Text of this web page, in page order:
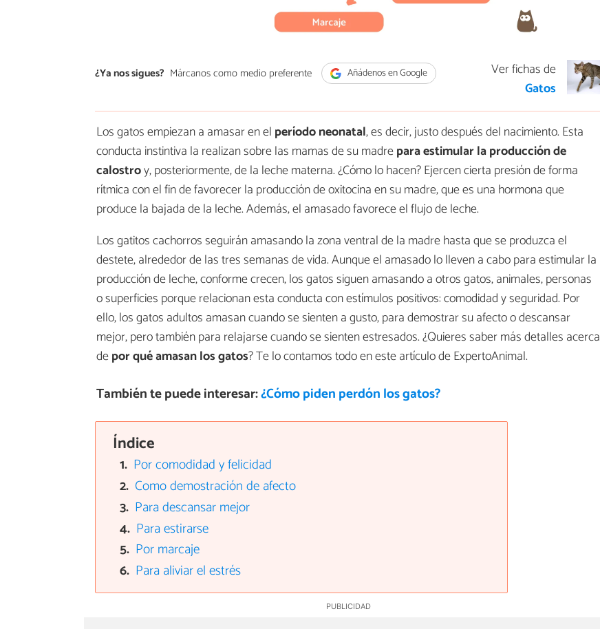
¿Ya nos sigues? Márcanos como medio preferente Añádenos en Google
Ver fichas de
Gatos
Los gatos empiezan a amasar en el período neonatal, es decir, justo después del nacimiento. Esta
conducta instintiva la realizan sobre las mamas de su madrepara estimular la producción de
calostroy, posteriormente, de la leche materna. ¿Cómo lo hacen? Ejercen cierta presión de forma
rítmica con el fin de favorecer la producción de oxitocina en su madre, que es una hormona que
produce la bajada de la leche. Además, el amasado favorece el flujo de leche.
Los gatitos cachorros seguirán amasando la zona ventral de la madre hasta que se produzca el
destete, alrededor de las tres semanas de vida. Aunque el amasado lo lleven a cabo para estimular la
producción de leche, conforme crecen, los gatos siguen amasando a otros gatos, animales, personas
o superficies porque relacionan esta conducta con estímulos positivos: comodidad y seguridad. Por
ello, los gatos adultos amasan cuando se sienten a gusto, para demostrar su afecto o descansar
mejor, pero también para relajarse cuando se sienten estresados. ¿Quieres saber más detalles acerca
depor qué amasan los gatos? Te lo contamos todo en este artículo de ExpertoAnimal.
También te puede interesar:¿Cómo piden perdón los gatos?
Índice
Por comodidad y felicidad
Como demostración de afecto
Para descansar mejor
Para estirarse
Por marcaje
Para aliviar el estrés